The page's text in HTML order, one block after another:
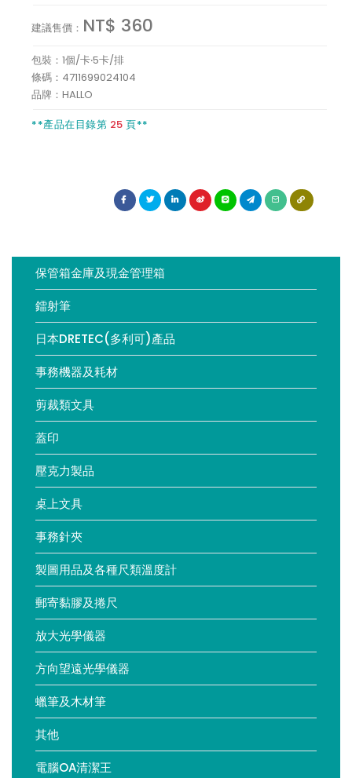
製圖模板
建議售價： NT$ 360
包裝：1個/卡‧5卡/排
條碼：4711699024104
品牌：HALLO
**產品在目錄第 25 頁**
保管箱金庫及現金管理箱
鐳射筆
日本DRETEC(多利可)產品
事務機器及耗材
剪裁類文具
蓋印
壓克力製品
桌上文具
事務針夾
製圖用品及各種尺類溫度計
郵寄黏膠及捲尺
放大光學儀器
方向望遠光學儀器
蠟筆及木材筆
其他
電腦OA清潔王